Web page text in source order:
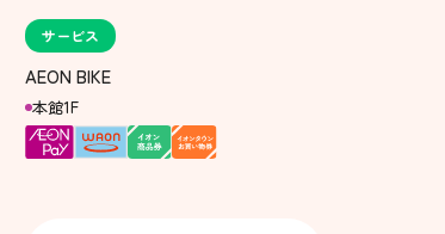
サービス
AEON BIKE
本館1F